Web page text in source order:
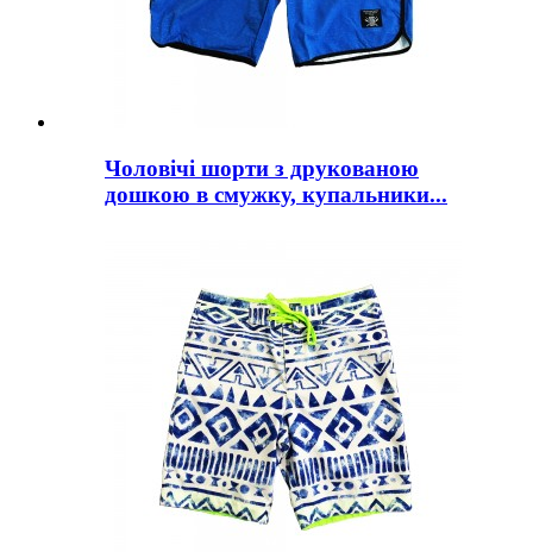
Чоловічі шорти з друкованою
дошкою в смужку, купальники...